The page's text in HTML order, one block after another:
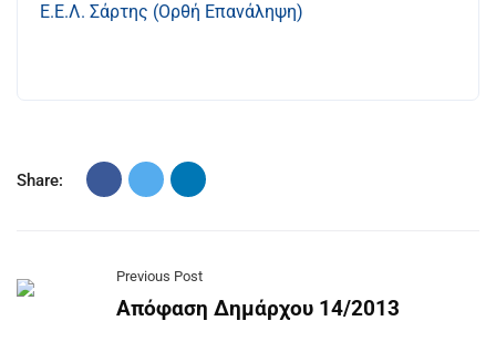
Ε.Ε.Λ. Σάρτης (Ορθή Επανάληψη)
Share:
Previous Post
Απόφαση Δημάρχου 14/2013